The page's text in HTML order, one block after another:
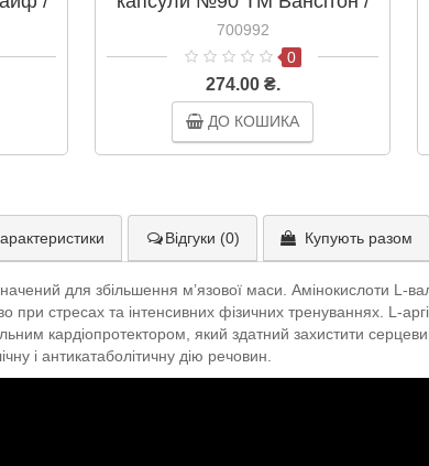
Vansiton
700992
0
274.00 ₴.
ДО КОШИКА
Відгуки (0) Купують разом
для збільшення м’язової маси. Амінокислоти L-
при стресах та інтенсивних фізичних тренуваннях. L-
кардіопротектором, який здатний захистити
і антикатаболітичну дію речовин.